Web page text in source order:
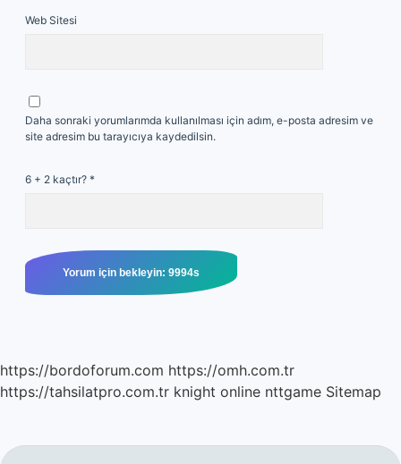
Web Sitesi
Daha sonraki yorumlarımda kullanılması için adım, e-posta adresim ve
site adresim bu tarayıcıya kaydedilsin.
6 + 2 kaçtır? *
https://bordoforum.com https://omh.com.tr
https://tahsilatpro.com.tr knight online nttgame Sitemap